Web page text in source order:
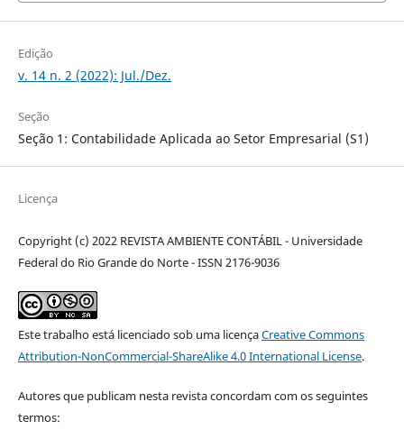
Edição
v. 14 n. 2 (2022): Jul./Dez.
Seção
Seção 1: Contabilidade Aplicada ao Setor Empresarial (S1)
Licença
Copyright (c) 2022 REVISTA AMBIENTE CONTÁBIL - Universidade
Federal do Rio Grande do Norte - ISSN 2176-9036
Este trabalho está licenciado sob uma licençaCreative Commons
Attribution-NonCommercial-ShareAlike 4.0 International License.
Autores que publicam nesta revista concordam com os seguintes
termos: